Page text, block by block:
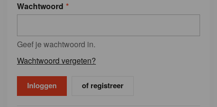
Wachtwoord
Geef je wachtwoord in.
Wachtwoord vergeten?
of registreer